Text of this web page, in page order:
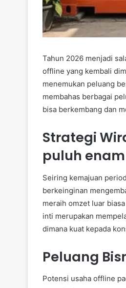
Tahun 2026 menjadi
offline yang kembali
menemukan peluang
membahas berbagai
bisa berkembang dan
Strategi
puluh enam
Seiring kemajuan
berkeinginan
meraih omzet luar
inti merupakan
dimana kuat kepada
Peluang
Potensi usaha offline